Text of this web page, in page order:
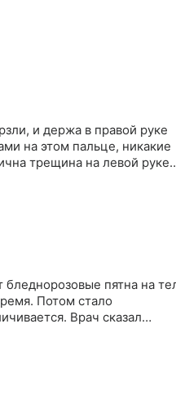
и держа в правой руке
на этом пальце, никакие
трещина на левой
пятна на
Потом стало
Врач сказал